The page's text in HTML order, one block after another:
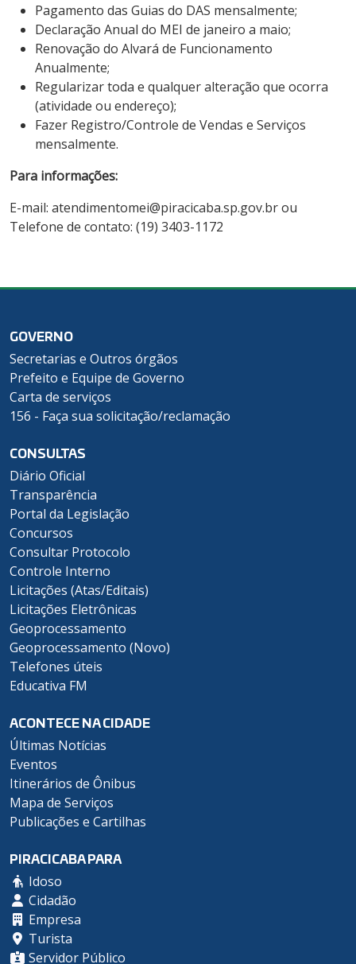
Pagamento das Guias do DAS mensalmente;
Declaração Anual do MEI de janeiro a maio;
Renovação do Alvará de Funcionamento
Anualmente;
Regularizar toda e qualquer alteração que ocorra
(atividade ou endereço);
Fazer Registro/Controle de Vendas e Serviços
mensalmente.
Para informações:
E-mail: atendimentomei@piracicaba.sp.gov.br ou
Telefone de contato: (19) 3403-1172
GOVERNO
Secretarias e Outros órgãos
Prefeito e Equipe de Governo
Carta de serviços
156 - Faça sua solicitação/reclamação
CONSULTAS
Diário Oficial
Transparência
Portal da Legislação
Concursos
Consultar Protocolo
Controle Interno
Licitações (Atas/Editais)
Licitações Eletrônicas
Geoprocessamento
Geoprocessamento (Novo)
Telefones úteis
Educativa FM
ACONTECE NA CIDADE
Últimas Notícias
Eventos
Itinerários de Ônibus
Mapa de Serviços
Publicações e Cartilhas
PIRACICABA PARA
Idoso
Cidadão
Empresa
Turista
Servidor Público